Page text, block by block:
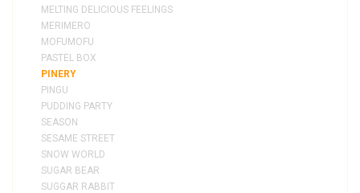
MELTING DELICIOUS FEELINGS
MERIMERO
MOFUMOFU
PASTEL BOX
PINERY
PINGU
PUDDING PARTY
SEASON
SESAME STREET
SNOW WORLD
SUGAR BEAR
SUGGAR RABBIT